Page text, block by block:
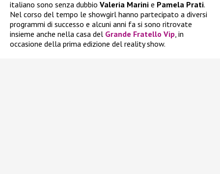
italiano sono senza dubbio Valeria Marini e Pamela Prati.
Nel corso del tempo le showgirl hanno partecipato a diversi
programmi di successo e alcuni anni fa si sono ritrovate
insieme anche nella casa del Grande Fratello Vip , in
occasione della prima edizione del reality show.